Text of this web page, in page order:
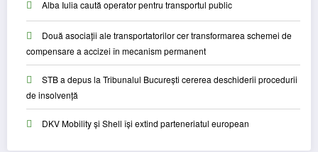
Alba Iulia caută operator pentru transportul public
Două asociații ale transportatorilor cer transformarea schemei de
compensare a accizei în mecanism permanent
STB a depus la Tribunalul București cererea deschiderii procedurii
de insolvență
DKV Mobility și Shell își extind parteneriatul european